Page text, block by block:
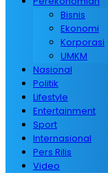
Bisnis
Ekonomi
Korporasi
UMKM
Nasional
Politik
Lifestyle
Entertainment
Sport
Internasional
Pers Rilis
Video